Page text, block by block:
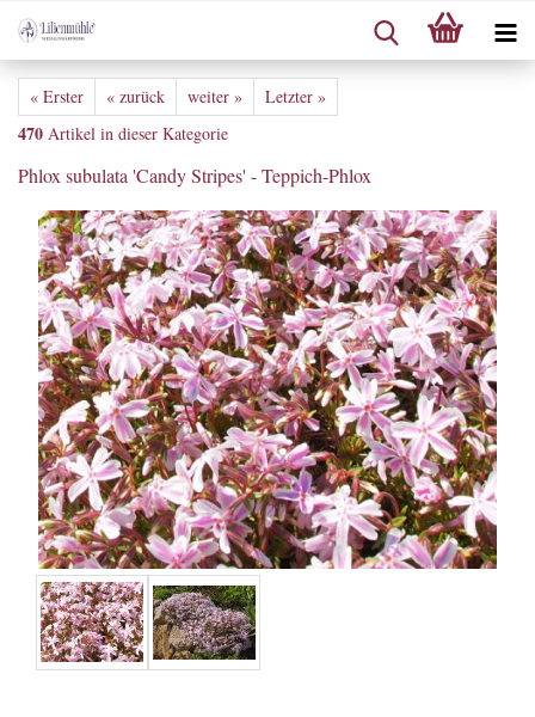
« Erster « zurück weiter » Letzter »
470 Artikel in dieser Kategorie
Phlox subulata 'Candy Stripes' - Teppich-Phlox